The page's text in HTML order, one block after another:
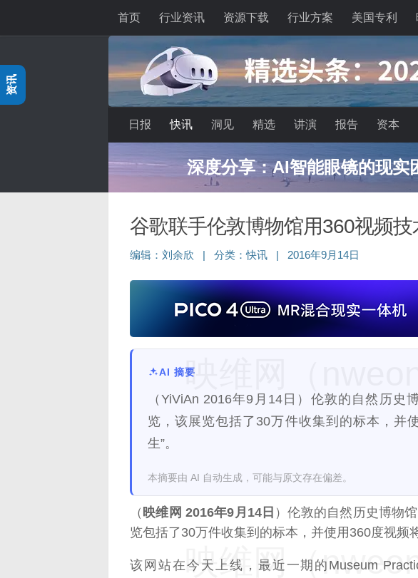
首页 行业资讯 资源下载 行业方案 美国专利
日报 快讯 洞见 精选 讲演 报告 资本
深度分享：AI智能眼镜的现实
谷歌联手伦敦博物馆用360视频技
编辑： 刘余欣 分类：快讯 2016年9月14日
AI 摘要
（YiViAn 2016年9月14日）伦敦的自然历史
览，该展览包括了30万件收集到的标本，并
生”。
本摘要由 AI 自动生成，可能与原文存在偏差。
（ 映维网 2016年9月14日 ）伦敦的自然历史博物
览包括了30万件收集到的标本，并使用360度视频将
该网站在今天上线，最近一期的Museum
映维网（
映维网（
资讯